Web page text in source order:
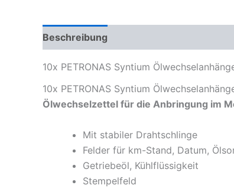
Beschreibung
10x PETRONAS Syntium
10x PETRONAS Syntium
Ölwechselzettel für die Anbringung im
Mit stabiler Drahtschlinge
Felder für km-Stand, Datum,
Getriebeöl, Kühlflüssigkeit
Stempelfeld